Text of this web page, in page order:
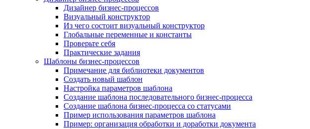
Дизайнер бизнес-процессов
Визуальный конструктор
Из чего состоит визуальный конструктор
Глобальные переменные и константы
Проверьте себя
Практические задания
Шаблоны бизнес-процессов
Примечание для библиотеки документов
Создать новый шаблон
Настройка параметров шаблона
Создание шаблона последовательного бизнес-процесса
Создание шаблона бизнес-процесса со статусами
Пример использования параметров шаблона
Пример: организация обработки и доработки документа